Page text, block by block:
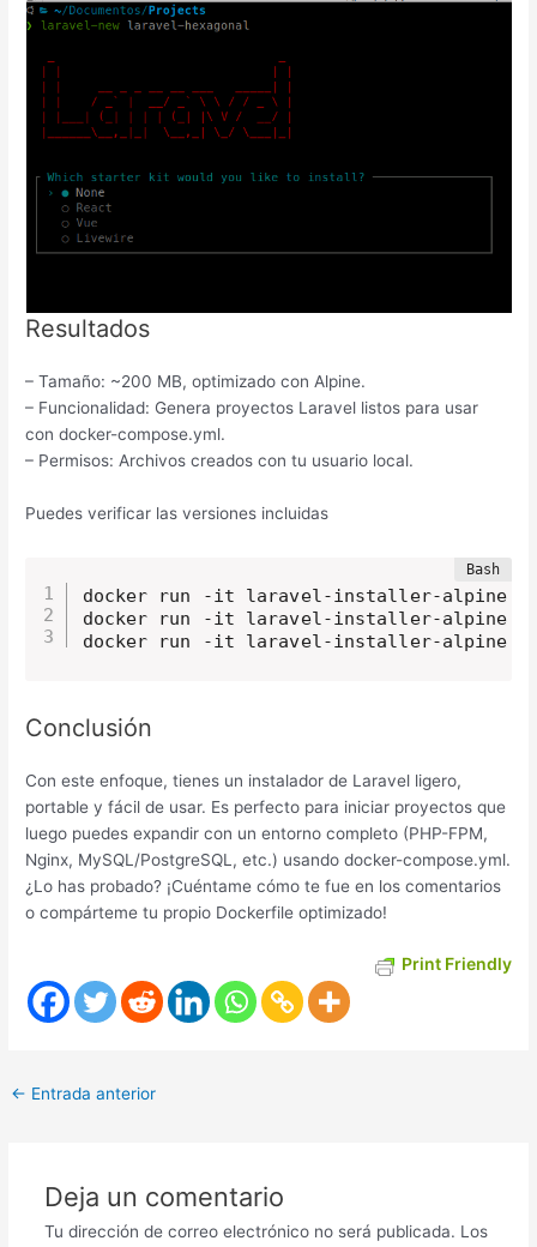
Resultados
– Tamaño: ~200 MB, optimizado con Alpine.
– Funcionalidad: Genera proyectos Laravel listos para usar
con docker-compose.yml.
– Permisos: Archivos creados con tu usuario local.
Puedes verificar las versiones incluidas
docker run -it laravel-installer-alpine
docker run -it laravel-installer-alpine
docker run -it laravel-installer-alpine
Conclusión
Con este enfoque, tienes un instalador de Laravel ligero,
portable y fácil de usar. Es perfecto para iniciar proyectos que
luego puedes expandir con un entorno completo (PHP-FPM,
Nginx, MySQL/PostgreSQL, etc.) usando docker-compose.yml.
¿Lo has probado? ¡Cuéntame cómo te fue en los comentarios
o compárteme tu propio Dockerfile optimizado!
Print Friendly
Navegación
← Entrada anterior
Deja un comentario
Tu dirección de correo electrónico no será publicada. Los